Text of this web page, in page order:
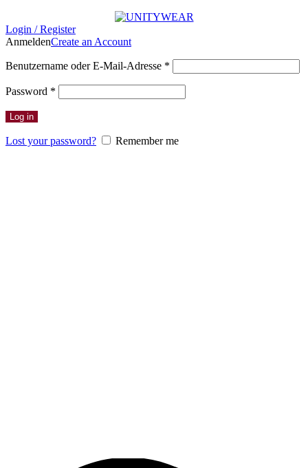
Login / Register
AnmeldenCreate an Account
Benutzername oder E-Mail-Adresse *
Password *
Log in
Lost your password? Remember me